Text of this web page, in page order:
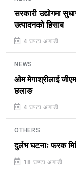
सरकारी उद्योगमा
उत्पादनको हिसाब
4 घण्टा अगाडी
NEWS
ओम मेगाश्रीलाई
छलाङ
4 घण्टा अगाडी
OTHERS
दुर्लभ घटनाः फरक
18 घण्टा अगाडी